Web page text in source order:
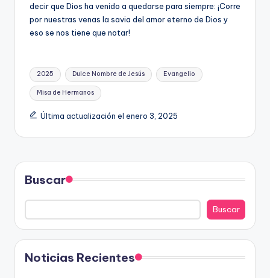
decir que Dios ha venido a quedarse para siempre: ¡Corre
por nuestras venas la savia del amor eterno de Dios y
eso se nos tiene que notar!
Etiquetas:
2025 Dulce Nombre de Jesús Evangelio
Misa de Hermanos
Última actualización el enero 3, 2025
Buscar
Buscar
Noticias Recientes